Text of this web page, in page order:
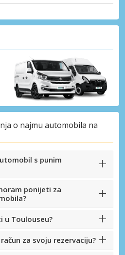
o najmu automobila na
s punim
ponijeti za
u Toulouseu?
za svoju rezervaciju?